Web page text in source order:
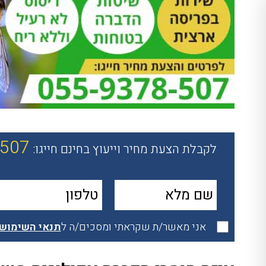
לקבלת הצעת מחיר וייעוץ בחינם חייגו:
אני מאשר/ת שקראתי ומסכים/ה לתנאי